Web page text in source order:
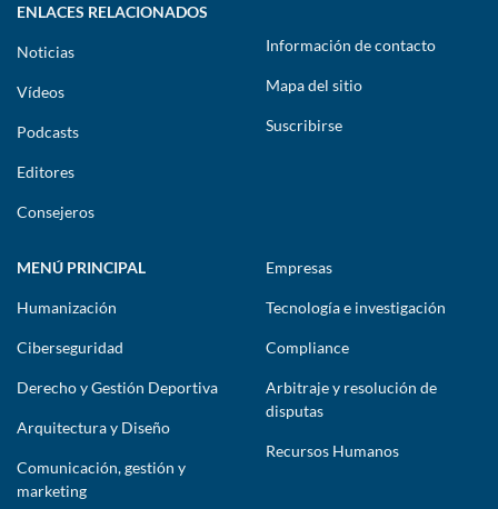
ENLACES RELACIONADOS
Noticias
Vídeos
Podcasts
Editores
Consejeros
Información de contacto
Mapa del sitio
Suscribirse
MENÚ PRINCIPAL
Humanización
Ciberseguridad
Derecho y Gestión Deportiva
Arquitectura y Diseño
Comunicación, gestión y
marketing
Empresas
Tecnología e investigación
Compliance
Arbitraje y resolución de
disputas
Recursos Humanos